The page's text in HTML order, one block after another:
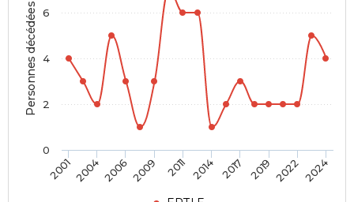
Personnes décédées
2001200420062009 2011 2014 2017 2019 2022 2024
0
2
4
6